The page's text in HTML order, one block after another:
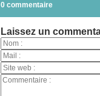
0 commentaire
Laissez un